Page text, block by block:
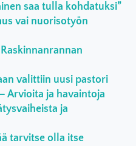
saa tulla kohdatuksi”
vai nuorisotyön
valittiin uusi pastori
Arvioita ja havaintoja
ja
tarvitse olla itse